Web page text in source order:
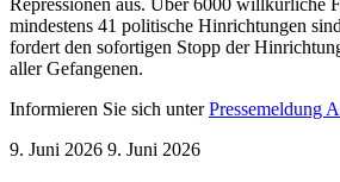
mindestens 41 politische Hinrichtungen
fordert den sofortigen Stopp der
aller Gefangenen.
Informieren Sie sich unterPressemeldung
9. Juni 2026 9. Juni 2026